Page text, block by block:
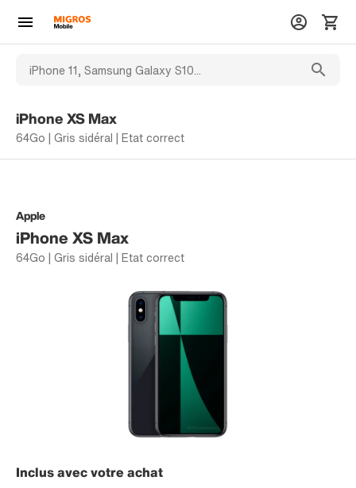
iPhone XS Max
64Go | Gris sidéral | Etat correct
Apple
iPhone XS Max
64Go | Gris sidéral | Etat correct
Inclus avec votre achat